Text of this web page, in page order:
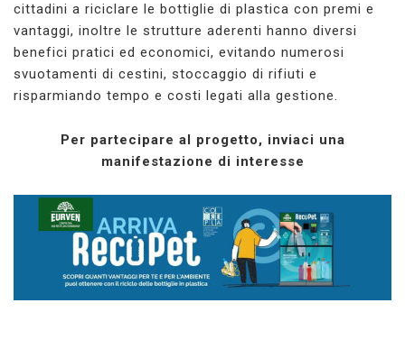
cittadini a riciclare le bottiglie di plastica con premi e
vantaggi, inoltre le strutture aderenti hanno diversi
benefici pratici ed economici, evitando numerosi
svuotamenti di cestini, stoccaggio di rifiuti e
risparmiando tempo e costi legati alla gestione.
Per partecipare al progetto, inviaci una
manifestazione di interesse